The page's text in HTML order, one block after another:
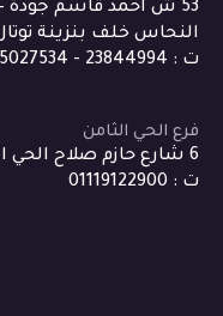
53 ش احمد قاسم
النحاس خلف بنزينة
ت : 23844994 - 01025027534
فرع الحي الثامن
6 شارع حازم صلاح الحي الثامن منطقة 11 بلوك 11 مدينة نصر.
ت : 01119122900